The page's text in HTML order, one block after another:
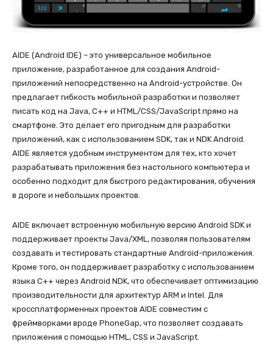
AIDE (Android IDE) – это универсальное мобильное
приложение, разработанное для создания Android-
приложений непосредственно на Android-устройстве. Он
предлагает гибкость мобильной разработки и позволяет
писать код на Java, C++ и HTML/CSS/JavaScript прямо на
смартфоне. Это делает его пригодным для разработки
приложений, как с использованием SDK, так и NDK Android.
AIDE является удобным инструментом для тех, кто хочет
разрабатывать приложения без настольного компьютера и
особенно подходит для быстрого редактирования, обучения
в дороге и небольших проектов.
AIDE включает встроенную мобильную версию Android SDK и
поддерживает проекты Java/XML, позволяя пользователям
создавать и тестировать стандартные Android-приложения.
Кроме того, он поддерживает разработку с использованием
языка C++ через Android NDK, что обеспечивает оптимизацию
производительности для архитектур ARM и Intel. Для
кроссплатформенных проектов AIDE совместим с
фреймворками вроде PhoneGap, что позволяет создавать
приложения с помощью HTML, CSS и JavaScript.